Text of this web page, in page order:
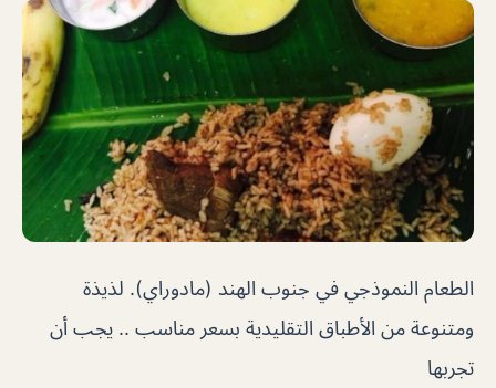
الطعام النموذجي في جنوب الهند (مادوراي). لذيذة
ومتنوعة من الأطباق التقليدية بسعر مناسب .. يجب أن
تجربها